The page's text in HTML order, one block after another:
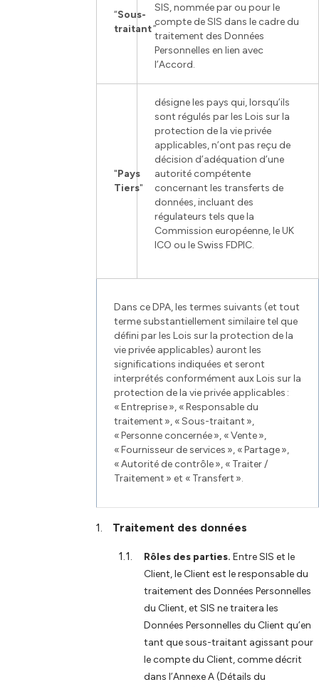
“Sous-
traitant”
SIS, nommée par ou pour le
compte de SIS dans le cadre du
traitement des Données
Personnelles en lien avec
l’Accord.
"Pays
Tiers"
désigne les pays qui, lorsqu’ils
sont régulés par les Lois sur la
protection de la vie privée
applicables, n’ont pas reçu de
décision d’adéquation d’une
autorité compétente
concernant les transferts de
données, incluant des
régulateurs tels que la
Commission européenne, le UK
ICO ou le Swiss FDPIC.
Dans ce DPA, les termes suivants (et tout
terme substantiellement similaire tel que
défini par les Lois sur la protection de la
vie privée applicables) auront les
significations indiquées et seront
interprétés conformément aux Lois sur la
protection de la vie privée applicables :
« Entreprise », « Responsable du
traitement », « Sous-traitant »,
« Personne concernée », « Vente »,
« Fournisseur de services », « Partage »,
« Autorité de contrôle », « Traiter /
Traitement » et « Transfert ».
Traitement des données
Rôles des parties. Entre SIS et le
Client, le Client est le responsable du
traitement des Données Personnelles
du Client, et SIS ne traitera les
Données Personnelles du Client qu’en
tant que sous-traitant agissant pour
le compte du Client, comme décrit
dans l’Annexe A (Détails du